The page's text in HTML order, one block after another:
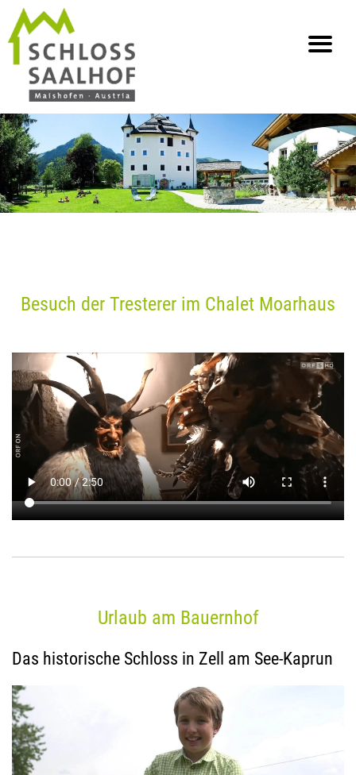
info@saalhof.at
Home Kontakt Impressum & Datenschutz Sitemap
Besuch der Tresterer im Chalet Moarhaus
Urlaub am Bauernhof
Das historische Schloss in Zell am See-Kaprun